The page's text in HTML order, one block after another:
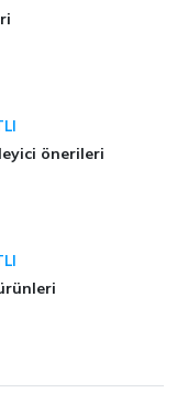
önerileri